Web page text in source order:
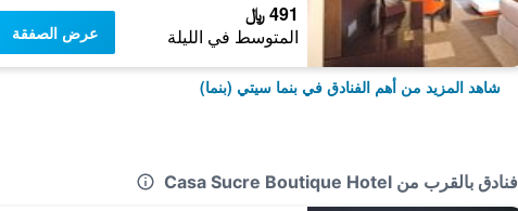
491 ﷼
المتوسط في الليلة عرض الصفقة
شاهد المزيد من أهم الفنادق في بنما سيتي (بنما)
فنادق بالقرب من Casa Sucre Boutique Hotel